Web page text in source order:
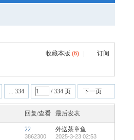
收藏本版 (6) 订阅
... 334 / 334 页 下一页
回复/查看 最后发表
22
3862300
外送茶章鱼
2025-3-23 02:53